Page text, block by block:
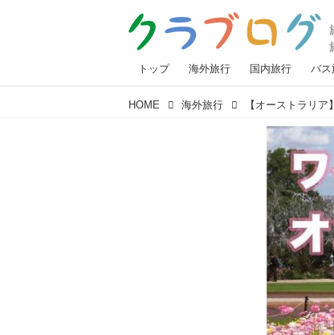
トップ 海外旅行 国内旅行 バス
HOME 海外旅行